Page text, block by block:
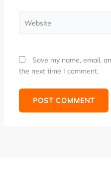
Save my name, email,
the next time I comment.